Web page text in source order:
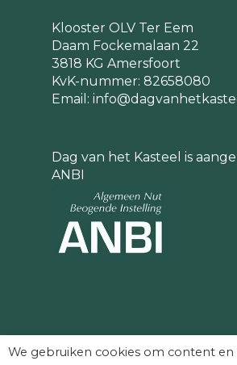
Klooster OLV Ter Eem
Daam Fockemalaan 22
3818 KG Amersfoort
KvK-nummer: 82658080
Email:
Dag van het Kasteel is
ANBI
mogelijk maken:
We gebruiken cookies om content en